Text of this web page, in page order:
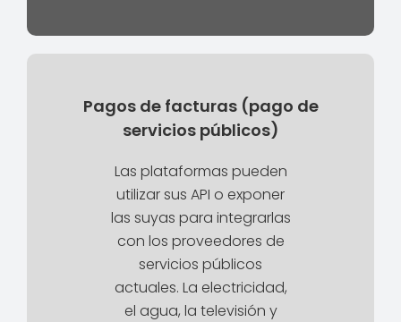
Pagos de facturas (pago de
servicios públicos)
Las plataformas pueden
utilizar sus API o exponer
las suyas para integrarlas
con los proveedores de
servicios públicos
actuales. La electricidad,
el agua, la televisión y